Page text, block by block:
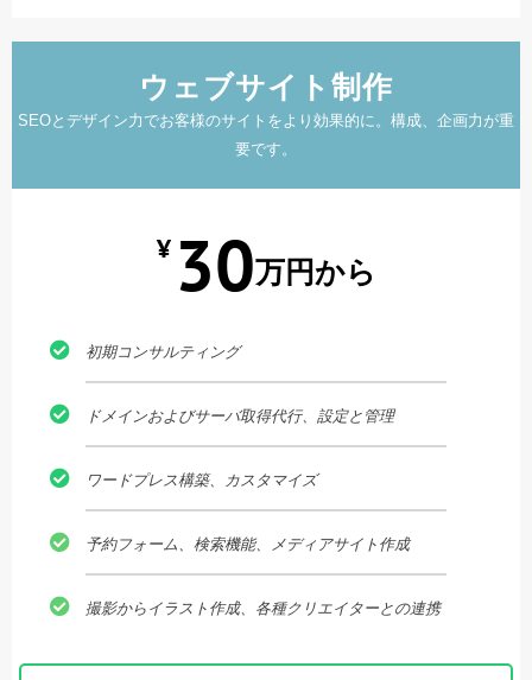
ウェブサイト制作
SEOとデザイン力でお客様のサイトをより効果的に。構成、企画力が重
要です。
¥ 30万円から
初期コンサルティング
ドメインおよびサーバ取得代行、設定と管理
ワードプレス構築、カスタマイズ
予約フォーム、検索機能、メディアサイト作成
撮影からイラスト作成、各種クリエイターとの連携